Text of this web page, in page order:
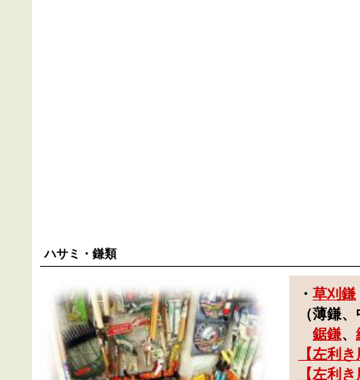
ハサミ・鎌類
・草刈鎌
（薄鎌、
鋸鎌、
【左利
【左利